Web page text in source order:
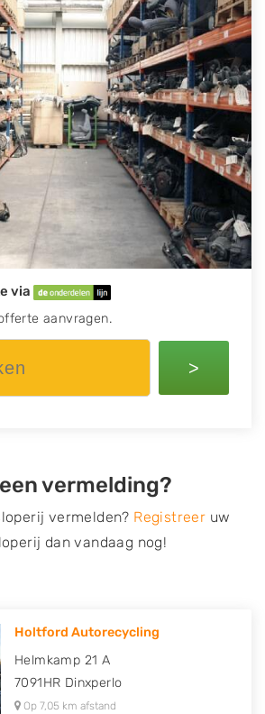
via
aanvragen.
>
vermelding?
vermelden? Registreer uw
dan vandaag nog!
Holtford Autorecycling
Helmkamp 21 A
7091HR Dinxperlo
Op 7,05 km afstand